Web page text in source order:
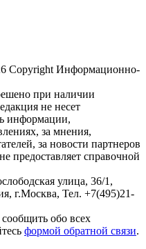
Copyright Информационно-
при наличии
не несет
информации,
за мнения,
за новости партнеров
предоставляет справочной
улица, 36/1 ,
г.Москва, Тел. +7(495)21-
обо всех
формой обратной связи.